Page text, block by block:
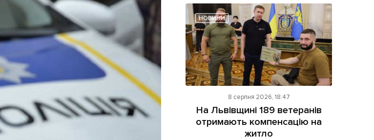
[email protected]
Реклама на сайті
Політика конфіденційності
НОВИНИ
8 серпня 2026, 18:47
На Львівщині 189 ветеранів
отримають компенсацію на
житло